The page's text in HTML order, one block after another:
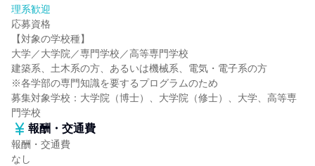
理系歓迎
応募資格
【対象の学校種】
大学／大学院／専門学校／高等専門学校
建築系、土木系の方、あるいは機械系、電気・電子系の方
※各学部の専門知識を要するプログラムのため
募集対象学校：大学院（博士）、大学院（修士）、大学、高等専
門学校
報酬・交通費
報酬・交通費
なし